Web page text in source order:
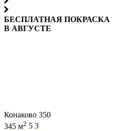
БЕСПЛАТНАЯ ПОКРАСКА
В АВГУСТЕ
Конаково 350
345 м2 5 3